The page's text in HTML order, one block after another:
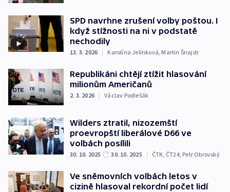
SPD navrhne zrušení volby poštou. I
když stížnosti na ni v podstatě
nechodily
13. 3. 2026 | Karolína Jelínková Martin Šnajdr
Republikáni chtějí ztížit hlasování
milionům Američanů
2. 3. 2026 | Václav Podlešák
Wilders ztratil, nizozemští
proevropští liberálové D66 ve
volbách posílili
30. 10. 2025 30. 10. 2025 | ČTK, ČT24, Petr Obrovský
Ve sněmovních volbách letos v
cizině hlasoval rekordní počet lidí